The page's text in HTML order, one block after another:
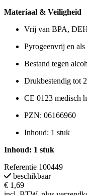
Materiaal & Veiligheid
Vrij van BPA,
Pyrogeenvrij en
Bestand tegen
Drukbestendig tot
CE 0123 medisch
PZN: 06166960
Inhoud: 1 stuk
Inhoud: 1 stuk
Referentie 100449
beschikbaar
€ 1,69